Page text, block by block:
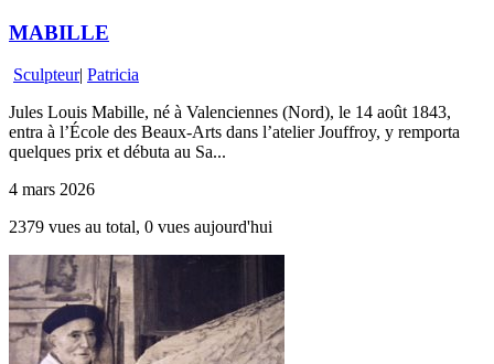
MABILLE
Sculpteur| Patricia
Jules Louis Mabille, né à Valenciennes (Nord), le 14 août 1843,
entra à l’École des Beaux-Arts dans l’atelier Jouffroy, y remporta
quelques prix et débuta au Sa...
4 mars 2026
2379 vues au total, 0 vues aujourd'hui